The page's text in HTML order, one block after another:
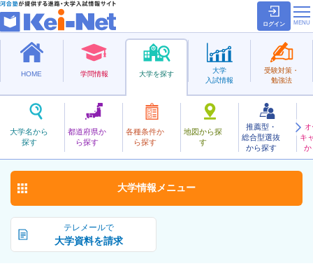
ログイン
HOME 学問情報 大学を探す
大学名から
探す
都道府県か
ら探す
各種条件か
ら探す
地図から探
す
推薦型・
総合型選抜
から探す
キ
か
大学
入試情報
受験対策・
勉強法
公立
あさひかわしりつ
旭川市立大学 お気に入り
テレメールで
大学資料を請求
大学情報 メニュー